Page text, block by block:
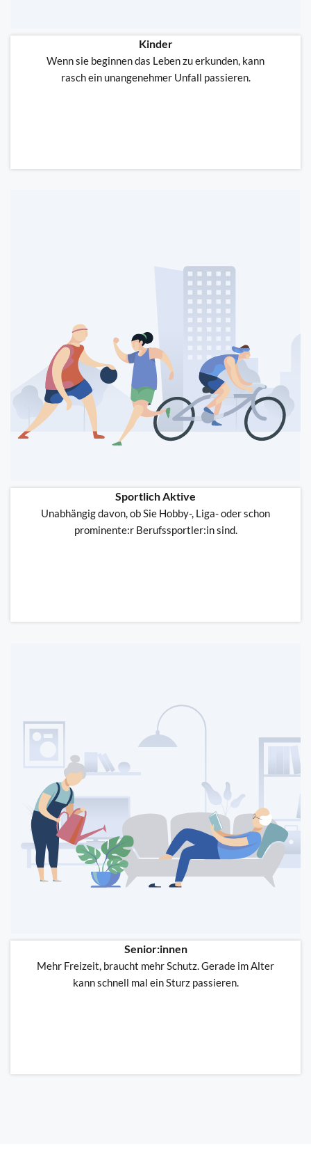
Kinder
Wenn sie beginnen das Leben zu erkunden, kann
rasch ein unangenehmer Unfall passieren.
Sportlich Aktive
Unabhängig davon, ob Sie Hobby-, Liga- oder schon
prominente:r Berufssportler:in sind.
Senior:innen
Mehr Freizeit, braucht mehr Schutz. Gerade im Alter
kann schnell mal ein Sturz passieren.